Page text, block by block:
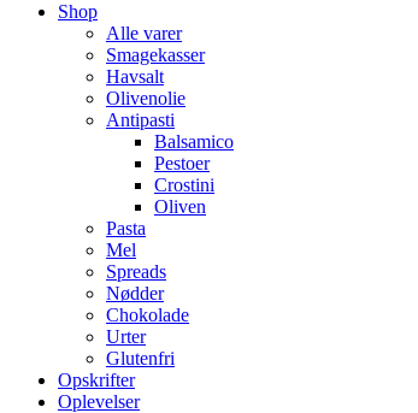
Shop
Alle varer
Smagekasser
Havsalt
Olivenolie
Antipasti
Balsamico
Pestoer
Crostini
Oliven
Pasta
Mel
Spreads
Nødder
Chokolade
Urter
Glutenfri
Opskrifter
Oplevelser